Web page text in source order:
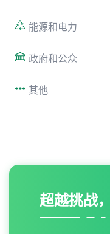
能源和电力
政府和公众
其他
超越挑战